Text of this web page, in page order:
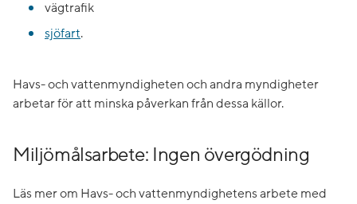
vägtrafik
sjöfart.
Havs- och vattenmyndigheten och andra myndigheter
arbetar för att minska påverkan från dessa källor.
Miljömålsarbete: Ingen övergödning
Läs mer om Havs- och vattenmyndighetens arbete med